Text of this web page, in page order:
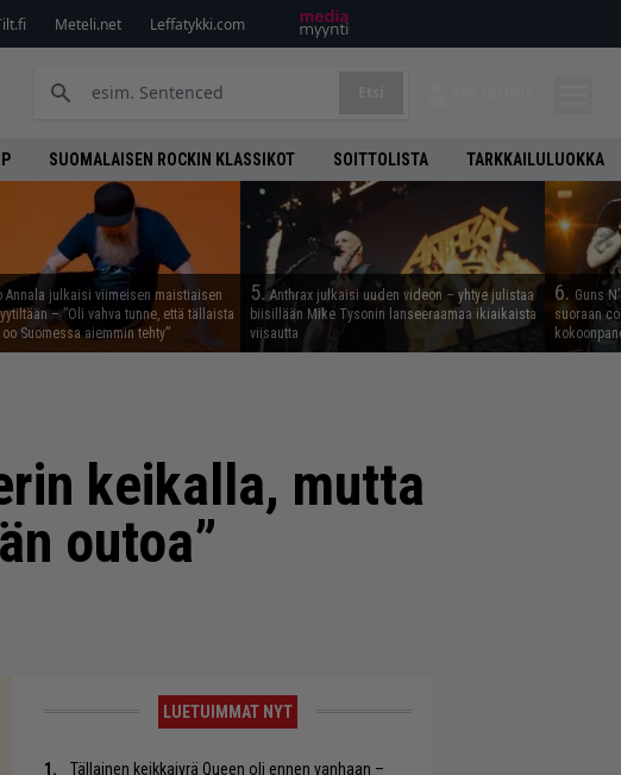
Meteli.net Leffatykki.com
SUOMALAISEN ROCKIN KLASSIKOT SOITTOLISTA TARKKAILULUOKKA
Annala julkaisi viimeisen maistiaisen
– ”Oli vahva tunne, että tällaista
Suomessa aiemmin tehty”
5.Anthrax julkaisi uuden videon – yhtye julistaa
biisillään Mike Tysonin lanseeraamaa ikiaikaista
viisautta
6. Guns
suoraan
keikalla, mutta
outoa”
LUETUIMMAT NYT
Tällainen keikkajyrä Queen oli ennen vanhaan –